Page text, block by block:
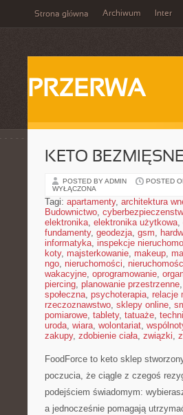
Strona główna Archiwum Inter
PRZERWA
KETO
POSTED BY ADMIN POSTED
WYŁĄCZONA
Tagi: apartamenty, architektura
Budownictwo,
elektronika, elektronika użytkowa,
fundamenty, geodezja, gsm,
informatyka, inspekcje
koty, majsterkowanie, makeup,
ngo, nieruchomości,
wakacyjne, oprogramowanie,
piercing, planowanie przestrzenne,
społeczna, psychoterapia, relacje
rzeczoznawstwo, sklepy online,
pomiarowe, tablety, tatuaże,
uroda, wiara, wolontariat,
zakupy, zdobienie ciała, związki,
FoodForce to keto sklep
poczucia, że ciągle z czegoś
podejściem świadomym:
a jednocześnie pomagają